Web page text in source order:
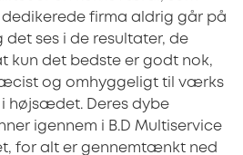
firma aldrig går på
det ses i de resultater, de
kun det bedste er godt nok,
og omhyggeligt til værks
højsædet. Deres dybe
igennem i B.D Multiservice
for alt er gennemtænkt ned